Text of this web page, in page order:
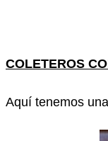
COLETEROS
Aquí tenemos